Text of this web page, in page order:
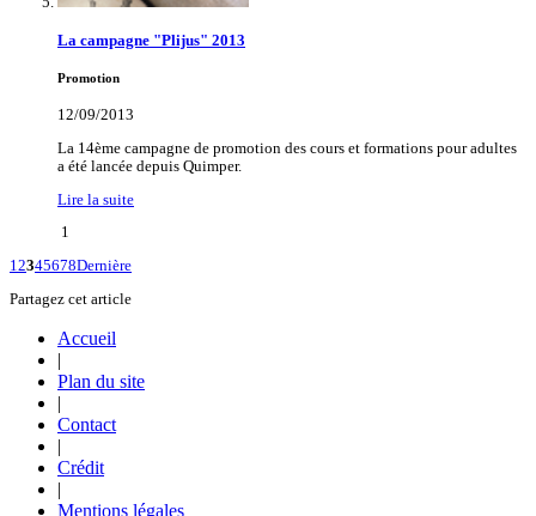
La campagne "Plijus" 2013
Promotion
12/09/2013
La 14ème campagne de promotion des cours et formations pour adultes
a été lancée depuis Quimper.
Lire la suite
1
12345678Dernière
Partagez cet article
Accueil
|
Plan du site
|
Contact
|
Crédit
|
Mentions légales